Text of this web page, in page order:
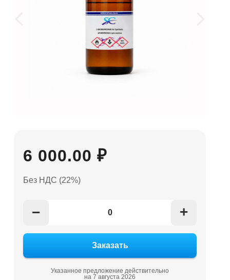
6 000.00 ₽
Без НДС (22%)
− +
Указанное предложение действительно
на 7 августа 2026